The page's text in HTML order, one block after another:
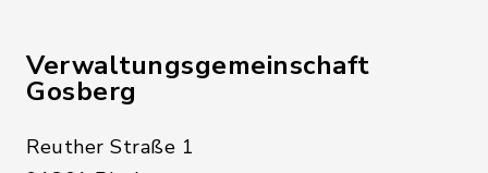
Verwaltungsgemeinschaft
Gosberg
Reuther Straße 1